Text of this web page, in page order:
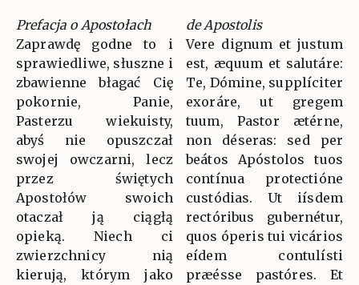
Prefacja o Apostołach
Zaprawdę godne to i
sprawiedliwe, słuszne i
zbawienne błagać Cię
pokornie, Panie,
Pasterzu wiekuisty,
abyś nie opuszczał
swojej owczarni, lecz
przez świętych
Apostołów swoich
otaczał ją ciągłą
opieką. Niech ci
zwierzchnicy nią
kierują, którym jako
de Apostolis
Vere dignum et justum
est, æquum et salutáre:
Te, Dómine, supplíciter
exoráre, ut gregem
tuum, Pastor ætérne,
non déseras: sed per
beátos Apóstolos tuos
contínua protectióne
custódias. Ut iísdem
rectóribus gubernétur,
quos óperis tui vicários
eídem contulísti
præésse pastóres. Et